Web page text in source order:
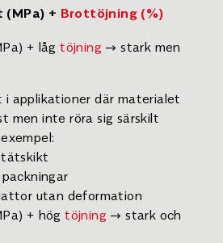
+ Brottöjning (%)
+ lågtöjning → stark men
i applikationer där materialet
men inte röra sig särskilt
utan deformation
+ högtöjning → stark och